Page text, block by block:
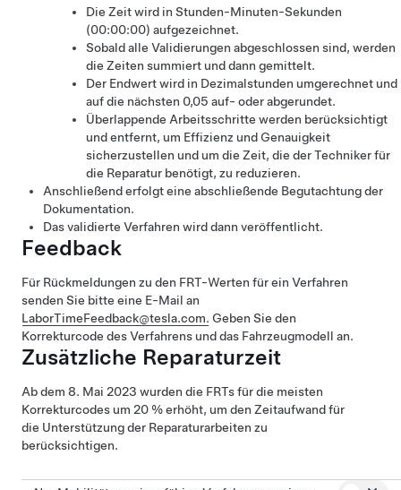
Die Zeit wird in Stunden-Minuten-Sekunden
(00:00:00) aufgezeichnet.
Sobald alle Validierungen abgeschlossen sind, werden
die Zeiten summiert und dann gemittelt.
Der Endwert wird in Dezimalstunden umgerechnet und
auf die nächsten 0,05 auf- oder abgerundet.
Überlappende Arbeitsschritte werden berücksichtigt
und entfernt, um Effizienz und Genauigkeit
sicherzustellen und um die Zeit, die der Techniker für
die Reparatur benötigt, zu reduzieren.
Anschließend erfolgt eine abschließende Begutachtung der
Dokumentation.
Das validierte Verfahren wird dann veröffentlicht.
Feedback
Für Rückmeldungen zu den FRT-Werten für ein Verfahren
senden Sie bitte eine E-Mail an
LaborTimeFeedback@tesla.com. Geben Sie den
Korrekturcode des Verfahrens und das Fahrzeugmodell an.
Zusätzliche Reparaturzeit
Ab dem 8. Mai 2023 wurden die FRTs für die meisten
Korrekturcodes um 20 % erhöht, um den Zeitaufwand für
die Unterstützung der Reparaturarbeiten zu
berücksichtigen.